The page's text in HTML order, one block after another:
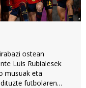
ostean
Luis Rubialesek
musuak eta
futbolaren